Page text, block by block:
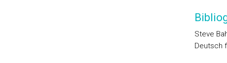
Steve
Deutsch